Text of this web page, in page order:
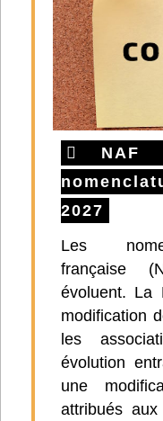
NAF
2027
Les
française
évoluent. La
modification
les
évolution
une
attribués